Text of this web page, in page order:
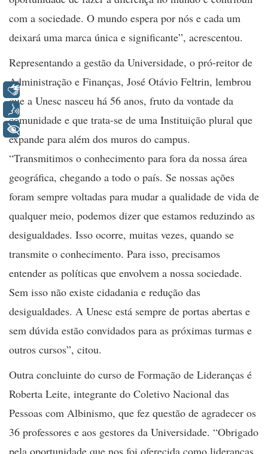
com a sociedade. O mundo espera por nós e cada um
deixará uma marca única e significante”, acrescentou.
Representando a gestão da Universidade, o pró-reitor de
Administração e Finanças, José Otávio Feltrin, lembrou
que a Unesc nasceu há 56 anos, fruto da vontade da
comunidade e que trata-se de uma Instituição plural que
expande para além dos muros do campus.
“Transmitimos o conhecimento para fora da nossa área
geográfica, chegando a todo o país. Se nossas ações
foram sempre voltadas para mudar a qualidade de vida de
qualquer meio, podemos dizer que estamos reduzindo as
desigualdades. Isso ocorre, muitas vezes, quando se
transmite o conhecimento. Para isso, precisamos
entender as políticas que envolvem a nossa sociedade.
Sem isso não existe cidadania e redução das
desigualdades. A Unesc está sempre de portas abertas e
sem dúvida estão convidados para as próximas turmas e
outros cursos”, citou.
Outra concluinte do curso de Formação de Lideranças é
Roberta Leite, integrante do Coletivo Nacional das
Pessoas com Albinismo, que fez questão de agradecer os
36 professores e aos gestores da Universidade. “Obrigado
pela oportunidade que nos foi oferecida como lideranças
Libras
+ Acessibilidade